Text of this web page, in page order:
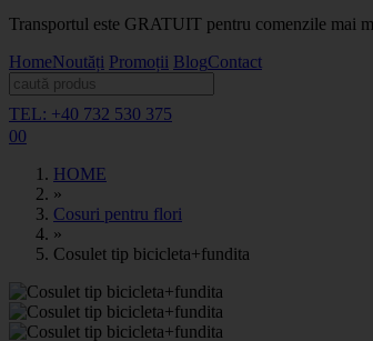
Transportul este GRATUIT pentru comenzile mai
HomeNoutăți Promoții BlogContact
TEL: +40 732 530 375
00
HOME
»
Cosuri pentru flori
»
Cosulet tip bicicleta+fundita